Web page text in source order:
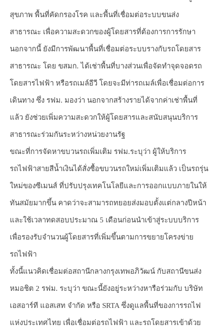
สุขภาพ พื้นที่คัดกรองโรค และพื้นที่เชื่อมต่อระบบขนส่ง
สาธารณะ เพื่อความสะดวกของผู้โดยสารที่ต้องการการรักษา
นอกจากนี้ ยังมีการพัฒนาพื้นที่เชื่อมต่อระบบรางกับรถโดยสาร
สาธารณะ โดย ขสมก. ได้เช่าพื้นที่บางส่วนเพื่อจัดทำจุดจอดรถ
โดยสารไฟฟ้า หรือรถเมล์อีวี โดยจะมีท่ารถเมล์เพื่อเชื่อมต่อการ
เดินทาง ซึ่ง รฟม. มองว่า นอกจากสร้างรายได้จากค่าเช่าพื้นที่
แล้ว ยังช่วยเพิ่มความสะดวกให้ผู้โดยสารและสนับสนุนบริการ
สาธารณะร่วมกันระหว่างหน่วยงานรัฐ
ขณะที่การจัดหาขบวนรถเพิ่มเติม รฟม.ระบุว่า ผู้ให้บริการ
รถไฟฟ้าสายสีน้ำเงินได้สั่งซื้อขบวนรถใหม่เพิ่มเติมแล้ว เป็นรถรุ่น
ใหม่ของซีเมนส์ ที่ปรับปรุงเทคโนโลยีและการออกแบบภายในให้
ทันสมัยมากขึ้น คาดว่าจะสามารถทยอยส่งมอบตั้งแต่กลางปีหน้า
และใช้เวลาทดสอบประมาณ 5 เดือนก่อนนำเข้าสู่ระบบบริการ
เพื่อรองรับจำนวนผู้โดยสารที่เพิ่มขึ้นตามการขยายโครงข่าย
รถไฟฟ้า
ทั้งนี้แนวคิดเชื่อมต่อสถานีกลางกรุงเทพอภิวัฒน์ กับสถานีขนส่ง
หมอชิต 2 รฟม. ระบุว่า ขณะนี้ยังอยู่ระหว่างหารือร่วมกับ บริษัท
เอสอาร์ที แอสเสท จำกัด หรือ SRTA ซึ่งดูแลพื้นที่ของการรถไฟ
แห่งประเทศไทย เพื่อเชื่อมต่อรถไฟฟ้า และรถโดยสารเข้าด้วย